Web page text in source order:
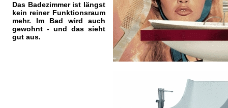
Das Badezimmer ist längst
kein reiner Funktionsraum
mehr. Im Bad wird auch
gewohnt - und das sieht
gut aus.